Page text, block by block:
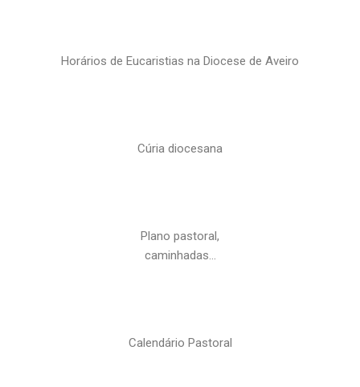
Horários de Eucaristias na Diocese de Aveiro
Cúria diocesana
Plano pastoral,
caminhadas…
Calendário Pastoral